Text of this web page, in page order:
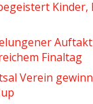
Kinder,
Finaltag
Verein